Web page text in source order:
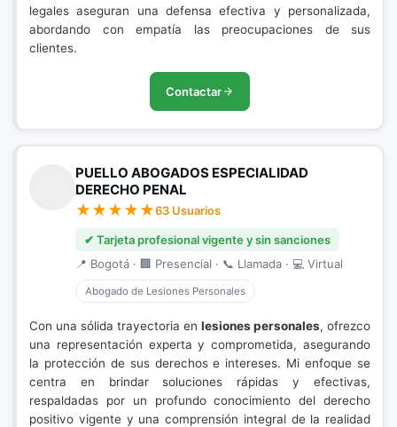
legales aseguran una defensa efectiva y personalizada,
abordando con empatía las preocupaciones de sus
clientes.
Contactar
PUELLO ABOGADOS ESPECIALIDAD
DERECHO PENAL
63 Usuarios
✔ Tarjeta profesional vigente y sin sanciones
📍 Bogotá · 🏢 Presencial · 📞 Llamada · 💻 Virtual
Abogado de Lesiones Personales
Con una sólida trayectoria en lesiones personales, ofrezco
una representación experta y comprometida, asegurando
la protección de sus derechos e intereses. Mi enfoque se
centra en brindar soluciones rápidas y efectivas,
respaldadas por un profundo conocimiento del derecho
positivo vigente y una comprensión integral de la realidad